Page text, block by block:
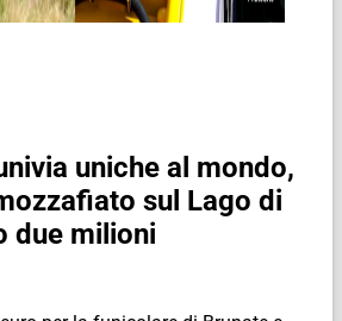
uniche al mondo,
sul Lago di
due milioni